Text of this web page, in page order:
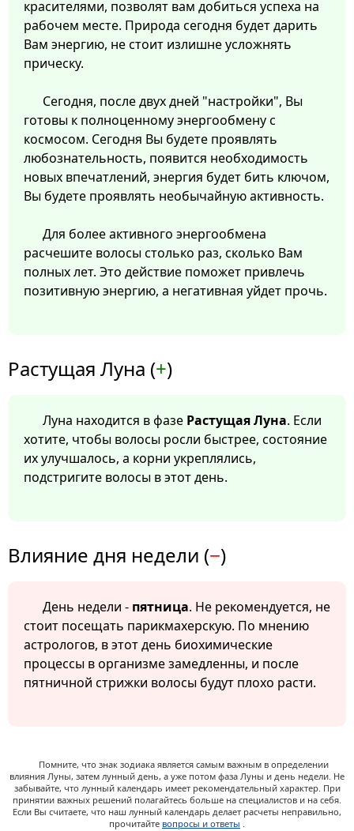
красителями, позволят вам добиться успеха на
рабочем месте. Природа сегодня будет дарить
Вам энергию, не стоит излишне усложнять
прическу.
Сегодня, после двух дней "настройки", Вы
готовы к полноценному энергообмену с
космосом. Сегодня Вы будете проявлять
любознательность, появится необходимость
новых впечатлений, энергия будет бить ключом,
Вы будете проявлять необычайную активность.
Для более активного энергообмена
расчешите волосы столько раз, сколько Вам
полных лет. Это действие поможет привлечь
позитивную энергию, а негативная уйдет прочь.
Растущая Луна (+)
Луна находится в фазе Растущая Луна. Если
хотите, чтобы волосы росли быстрее, состояние
их улучшалось, а корни укреплялись,
подстригите волосы в этот день.
Влияние дня недели (−)
День недели - пятница. Не рекомендуется, не
стоит посещать парикмахерскую. По мнению
астрологов, в этот день биохимические
процессы в организме замедленны, и после
пятничной стрижки волосы будут плохо расти.
Помните, что знак зодиака является самым важным в определении
влияния Луны, затем лунный день, а уже потом фаза Луны и день недели. Не
забывайте, что лунный календарь имеет рекомендательный характер. При
принятии важных решений полагайтесь больше на специалистов и на себя.
Если Вы считаете, что наш лунный календарь делает расчеты неправильно,
прочитайте вопросы и ответы .